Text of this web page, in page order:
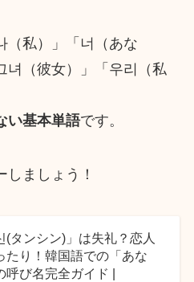
（私）」「너（あな
녀（彼女）」「우리（私
い基本単語です。
ましょう！
(タンシン)」は失礼？恋人
たり！韓国語での「あな
呼び名完全ガイド |